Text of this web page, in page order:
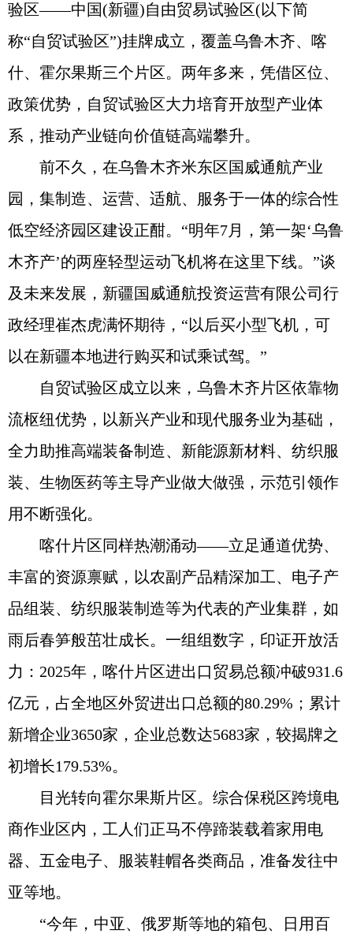
验区——中国(新疆)自由贸易试验区(以下简
称“自贸试验区”)挂牌成立，覆盖乌鲁木齐、喀
什、霍尔果斯三个片区。两年多来，凭借区位、
政策优势，自贸试验区大力培育开放型产业体
系，推动产业链向价值链高端攀升。
前不久，在乌鲁木齐米东区国威通航产业
园，集制造、运营、适航、服务于一体的综合性
低空经济园区建设正酣。“明年7月，第一架‘乌鲁
木齐产’的两座轻型运动飞机将在这里下线。”谈
及未来发展，新疆国威通航投资运营有限公司行
政经理崔杰虎满怀期待，“以后买小型飞机，可
以在新疆本地进行购买和试乘试驾。”
自贸试验区成立以来，乌鲁木齐片区依靠物
流枢纽优势，以新兴产业和现代服务业为基础，
全力助推高端装备制造、新能源新材料、纺织服
装、生物医药等主导产业做大做强，示范引领作
用不断强化。
喀什片区同样热潮涌动——立足通道优势、
丰富的资源禀赋，以农副产品精深加工、电子产
品组装、纺织服装制造等为代表的产业集群，如
雨后春笋般茁壮成长。一组组数字，印证开放活
力：2025年，喀什片区进出口贸易总额冲破931.6
亿元，占全地区外贸进出口总额的80.29%；累计
新增企业3650家，企业总数达5683家，较揭牌之
初增长179.53%。
目光转向霍尔果斯片区。综合保税区跨境电
商作业区内，工人们正马不停蹄装载着家用电
器、五金电子、服装鞋帽各类商品，准备发往中
亚等地。
“今年，中亚、俄罗斯等地的箱包、日用百